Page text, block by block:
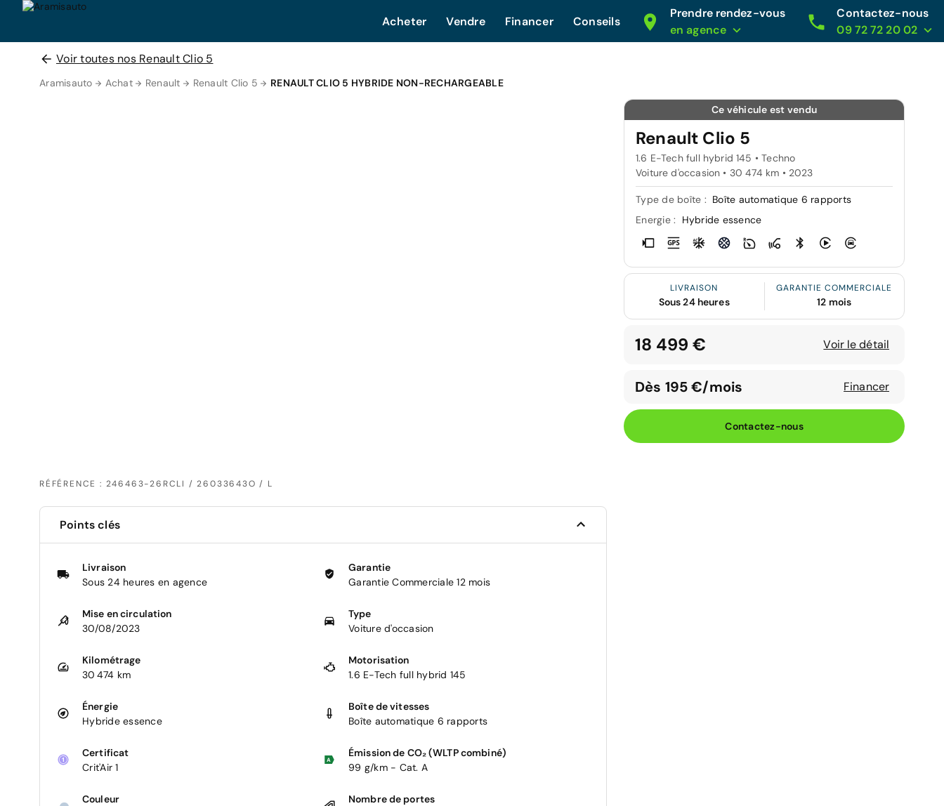
Acheter Vendre Financer Conseils
Prendre rendez-vous
en agence
Contactez-nous
09 72 72 20 02
Voir toutes nos Renault Clio 5
Aramisauto Achat Renault Renault Clio 5 RENAULT CLIO 5 HYBRIDE NON-RECHARGEABLE
RÉFÉRENCE : 246463-26RCLI / 26033643O / L
Ce véhicule est vendu
Renault Clio 5
1.6 E-Tech full hybrid 145 • Techno
Voiture d'occasion • 30 474 km • 2023
Type de boîte : Boîte automatique 6 rapports
Energie :
Hybride essence
LIVRAISON
Sous 24 heures
GARANTIE COMMERCIALE
12 mois
18 499 € Voir le détail
Dès 195 €/mois Financer
Contactez-nous
Points clés
Livraison
Sous 24 heures en agence
Garantie
Garantie Commerciale 12 mois
Mise en circulation
30/08/2023
Type
Voiture d'occasion
Kilométrage
30 474 km
Motorisation
1.6 E-Tech full hybrid 145
Énergie
Hybride essence
Boîte de vitesses
Boîte automatique 6 rapports
Certificat
Crit'Air 1
Émission de CO₂ (WLTP combiné)
99 g/km - Cat. A
Couleur
Nombre de portes